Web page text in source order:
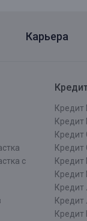
Карьера
с
Кредит
Кредит
Кредит
Кредит
Кредит
Кредит
Кредит